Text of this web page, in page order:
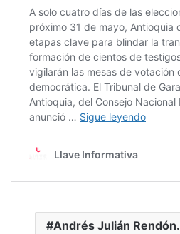
Andrés Julián Rendón.